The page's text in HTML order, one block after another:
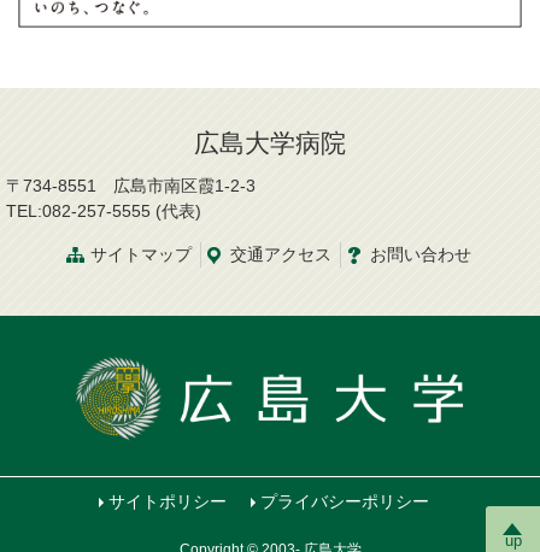
up
広島大学病院
〒734-8551 広島市南区霞1-2-3
TEL:082-257-5555 (代表)
サイトマップ 交通アクセス お問い合わせ
サイトポリシー プライバシーポリシー